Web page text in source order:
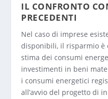
IL CONFRONTO
PRECEDENTI
Nel caso di imprese
disponibili, il risparmio è
stima dei consumi
investimenti in beni
i consumi energetici
all’avvio del progetto di